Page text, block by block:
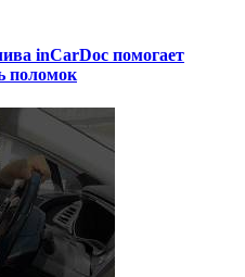
inCarDoc помогает
поломок